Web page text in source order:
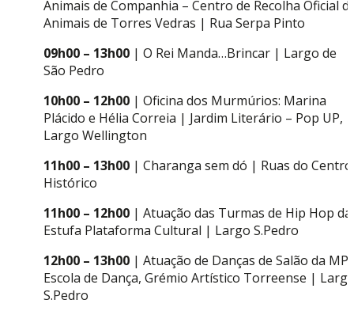
Animais de Companhia – Centro de Recolha Oficial
Animais de Torres Vedras | Rua Serpa Pinto
09h00 – 13h00 | O Rei Manda…Brincar | Largo de
São Pedro
10h00 – 12h00 | Oficina dos Murmúrios: Marina
Plácido e Hélia Correia | Jardim Literário – Pop UP,
Largo Wellington
11h00 – 13h00 | Charanga sem dó | Ruas do Centro
Histórico
11h00 – 12h00 | Atuação das Turmas de Hip Hop da
Estufa Plataforma Cultural | Largo S.Pedro
12h00 – 13h00 | Atuação de Danças de Salão da
Escola de Dança, Grémio Artístico Torreense |
S.Pedro